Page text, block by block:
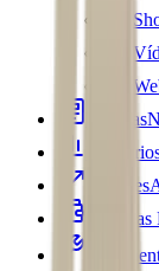
Notícias
Análises